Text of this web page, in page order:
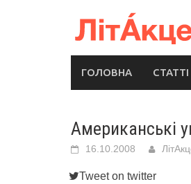
ГОЛОВНА СТАТТІ
Американські
16.10.2008
Tweet on twitter